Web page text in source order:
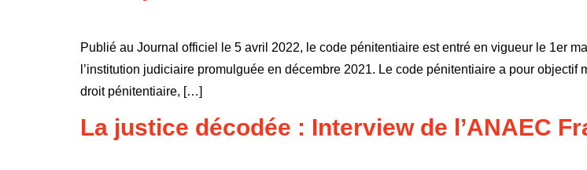
Publié au Journal officiel le 5 avril 2022, le code pénitentiaire est entré en vigueur le 1er
l’institution judiciaire promulguée en décembre 2021. Le code pénitentiaire a pour
droit pénitentiaire, […]
La justice décodée : Interview de l’ANAEC